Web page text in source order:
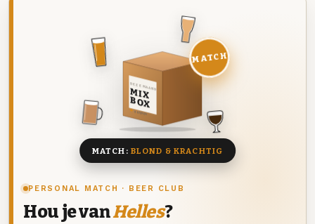
PERSONAL MATCH · BEER CLUB
Hou je vanHelles?
DEZE MAAND
MIX
BOX
8 BIEREN
MATCH
MATCH: BLOND & KRACHTIG